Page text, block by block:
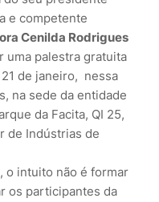
e competente
Cenilda Rodrigues
uma palestra gratuita
de janeiro, nessa
na sede da entidade
da Facita, QI 25,
de Indústrias de
o intuito não é formar
os participantes da